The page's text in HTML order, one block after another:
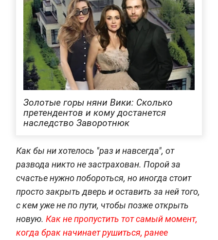
Золотые горы няни Вики: Сколько
претендентов и кому достанется
наследство Заворотнюк
Как бы ни хотелось "раз и навсегда", от
развода никто не застрахован. Порой за
счастье нужно побороться, но иногда стоит
просто закрыть дверь и оставить за ней того,
с кем уже не по пути, чтобы позже открыть
новую. Как не пропустить тот самый момент,
когда брак начинает рушиться, ранее